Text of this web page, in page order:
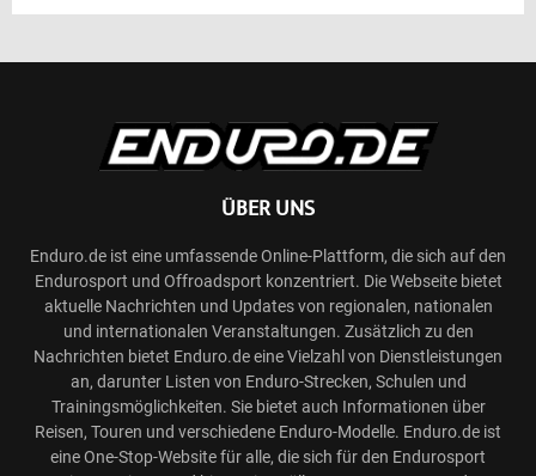
ÜBER UNS
Enduro.de ist eine umfassende Online-Plattform, die sich auf den
Endurosport und Offroadsport konzentriert. Die Webseite bietet
aktuelle Nachrichten und Updates von regionalen, nationalen
und internationalen Veranstaltungen. Zusätzlich zu den
Nachrichten bietet Enduro.de eine Vielzahl von Dienstleistungen
an, darunter Listen von Enduro-Strecken, Schulen und
Trainingsmöglichkeiten. Sie bietet auch Informationen über
Reisen, Touren und verschiedene Enduro-Modelle. Enduro.de ist
eine One-Stop-Website für alle, die sich für den Endurosport